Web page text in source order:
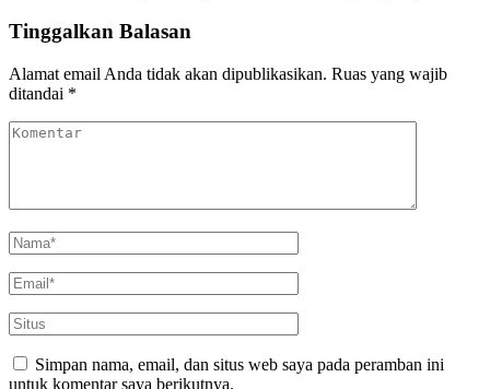
Tinggalkan Balasan
Alamat email Anda tidak akan dipublikasikan. Ruas yang wajib
ditandai *
Simpan nama, email, dan situs web saya pada peramban ini
untuk komentar saya berikutnya.